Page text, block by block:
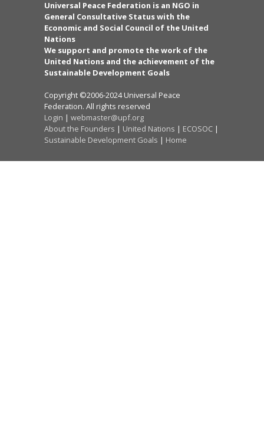
Universal Peace Federation is an NGO in
General Consultative Status with the
Economic and Social Council of the United
Nations
We support and promote the work of the
United Nations and the achievement of the
Sustainable Development Goals
Copyright ©2006-2024 Universal Peace
Federation. All rights reserved
Login | webmaster@upf.org
About the Founders | United Nations | ECOSOC |
Sustainable Development Goals | Home